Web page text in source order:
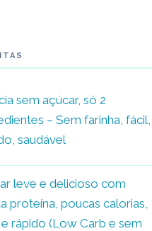
sem açúcar, só 2
– Sem farinha, fácil,
saudável
leve e delicioso com
proteína, poucas calorias,
rápido (Low Carb e sem